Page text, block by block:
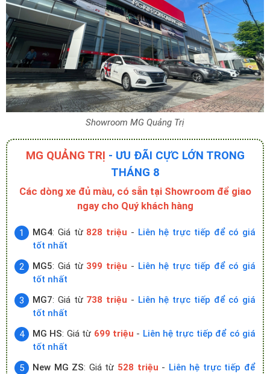
Showroom MG Quảng Trị
MG QUẢNG TRỊ - ƯU ĐÃI CỰC LỚN TRONG
THÁNG 8
Các dòng xe đủ màu, có sẵn tại Showroom để giao
ngay cho Quý khách hàng
MG4: Giá từ 828 triệu - Liên hệ trực tiếp để có giá
tốt nhất
MG5: Giá từ 399 triệu - Liên hệ trực tiếp để có giá
tốt nhất
MG7: Giá từ 738 triệu - Liên hệ trực tiếp để có giá
tốt nhất
MG HS: Giá từ 699 triệu - Liên hệ trực tiếp để có giá
tốt nhất
New MG ZS: Giá từ 528 triệu - Liên hệ trực tiếp để